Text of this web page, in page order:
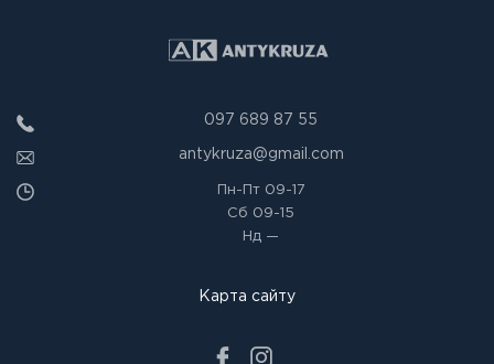
097 689 87 55
antykruza@gmail.com
Пн-Пт09-17
Сб 09-15
Нд —
Карта сайту